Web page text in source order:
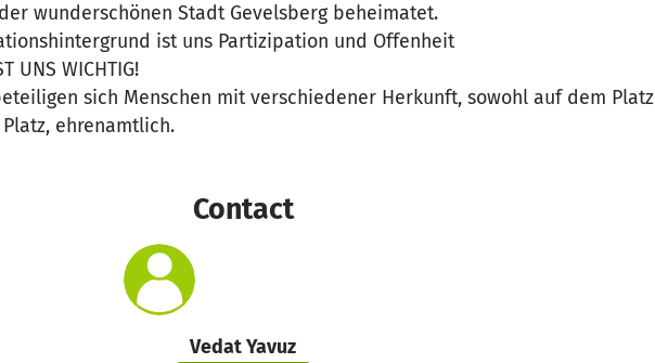
wunderschönen Stadt Gevelsberg beheimatet.
ist uns Partizipation und Offenheit
UNS WICHTIG!
sich Menschen mit verschiedener Herkunft, sowohl auf dem Platz
ehrenamtlich.
Contact
Vedat Yavuz